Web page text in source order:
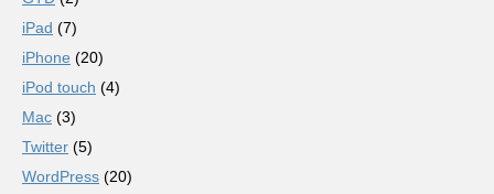
iPad (7)
iPhone (20)
iPod touch (4)
Mac (3)
Twitter (5)
WordPress (20)